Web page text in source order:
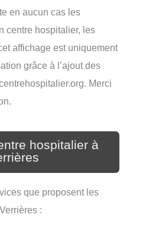
en aucun cas les
centre hospitalier, les
affichage est uniquement
grâce à l’ajout des
Merci
hospitalier à
que proposent les
: